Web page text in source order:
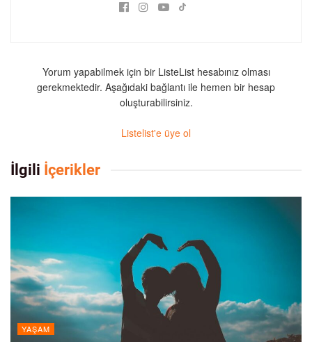
Yorum yapabilmek için bir ListeList hesabınız olması
gerekmektedir. Aşağıdaki bağlantı ile hemen bir hesap
oluşturabilirsiniz.
Listelist'e üye ol
İlgili İçerikler
YAŞAM